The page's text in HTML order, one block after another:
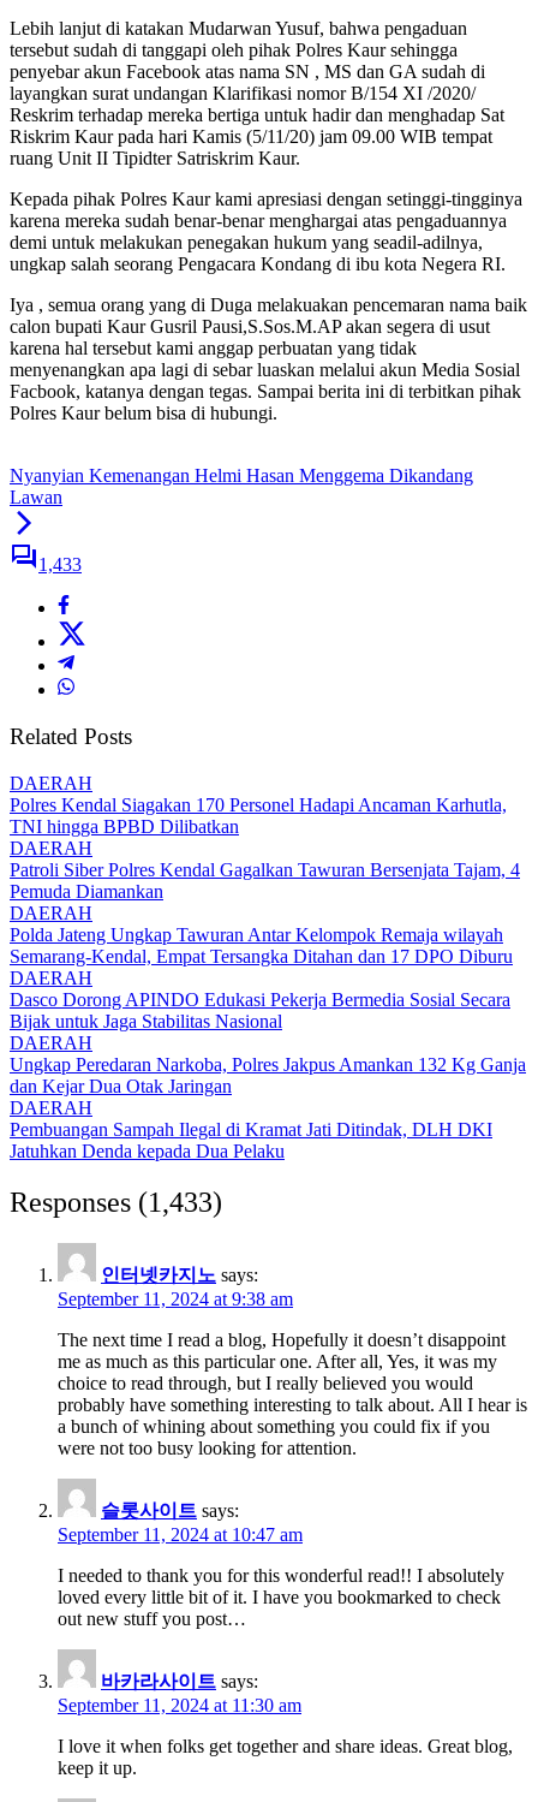
Lebih lanjut di katakan Mudarwan Yusuf, bahwa pengaduan
tersebut sudah di tanggapi oleh pihak Polres Kaur sehingga
penyebar akun Facebook atas nama SN , MS dan GA sudah di
layangkan surat undangan Klarifikasi nomor B/154 XI /2020/
Reskrim terhadap mereka bertiga untuk hadir dan menghadap Sat
Riskrim Kaur pada hari Kamis (5/11/20) jam 09.00 WIB tempat
ruang Unit II Tipidter Satriskrim Kaur.
Kepada pihak Polres Kaur kami apresiasi dengan setinggi-tingginya
karena mereka sudah benar-benar menghargai atas pengaduannya
demi untuk melakukan penegakan hukum yang seadil-adilnya,
ungkap salah seorang Pengacara Kondang di ibu kota Negera RI.
Iya , semua orang yang di Duga melakuakan pencemaran nama baik
calon bupati Kaur Gusril Pausi,S.Sos.M.AP akan segera di usut
karena hal tersebut kami anggap perbuatan yang tidak
menyenangkan apa lagi di sebar luaskan melalui akun Media Sosial
Facbook, katanya dengan tegas. Sampai berita ini di terbitkan pihak
Polres Kaur belum bisa di hubungi.
Nyanyian Kemenangan Helmi Hasan Menggema Dikandang
Lawan
1,433
Related Posts
DAERAH
Polres Kendal Siagakan 170 Personel Hadapi Ancaman Karhutla,
TNI hingga BPBD Dilibatkan
DAERAH
Patroli Siber Polres Kendal Gagalkan Tawuran Bersenjata Tajam, 4
Pemuda Diamankan
DAERAH
Polda Jateng Ungkap Tawuran Antar Kelompok Remaja wilayah
Semarang-Kendal, Empat Tersangka Ditahan dan 17 DPO Diburu
DAERAH
Dasco Dorong APINDO Edukasi Pekerja Bermedia Sosial Secara
Bijak untuk Jaga Stabilitas Nasional
DAERAH
Ungkap Peredaran Narkoba, Polres Jakpus Amankan 132 Kg Ganja
dan Kejar Dua Otak Jaringan
DAERAH
Pembuangan Sampah Ilegal di Kramat Jati Ditindak, DLH DKI
Jatuhkan Denda kepada Dua Pelaku
Responses (1,433)
인터넷카지노 says:
September 11, 2024 at 9:38 am
The next time I read a blog, Hopefully it doesn’t disappoint
me as much as this particular one. After all, Yes, it was my
choice to read through, but I really believed you would
probably have something interesting to talk about. All I hear is
a bunch of whining about something you could fix if you
were not too busy looking for attention.
슬롯사이트 says:
September 11, 2024 at 10:47 am
I needed to thank you for this wonderful read!! I absolutely
loved every little bit of it. I have you bookmarked to check
out new stuff you post…
바카라사이트 says:
September 11, 2024 at 11:30 am
I love it when folks get together and share ideas. Great blog,
keep it up.